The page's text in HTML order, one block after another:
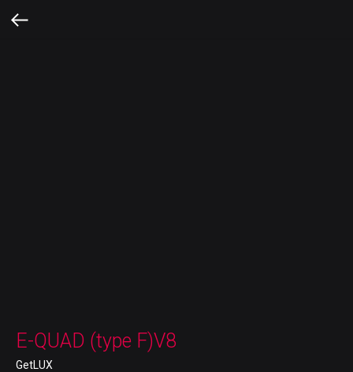
E-QUAD (type F)V8
GetLUX